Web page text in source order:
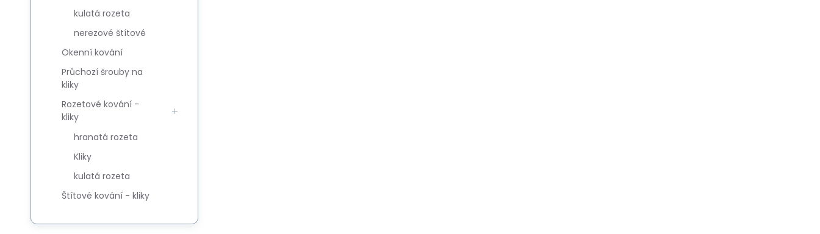
kulatá rozeta
nerezové štítové
Okenní kování
Průchozí šrouby na
kliky
Rozetové kování -
kliky
hranatá rozeta
Kliky
kulatá rozeta
Štítové kování - kliky